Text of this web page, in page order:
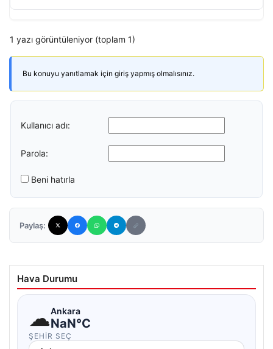
1 yazı görüntüleniyor (toplam 1)
Bu konuyu yanıtlamak için giriş yapmış olmalısınız.
Kullanıcı adı:
Parola:
Beni hatırla
Paylaş:
Hava Durumu
☁Ankara
NaN°C
ŞEHIR SEÇ